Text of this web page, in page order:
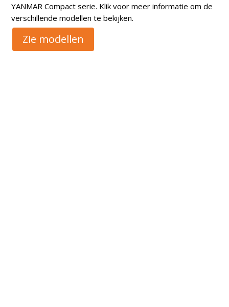
YANMAR Compact serie. Klik voor meer informatie om de
verschillende modellen te bekijken.
Zie modellen